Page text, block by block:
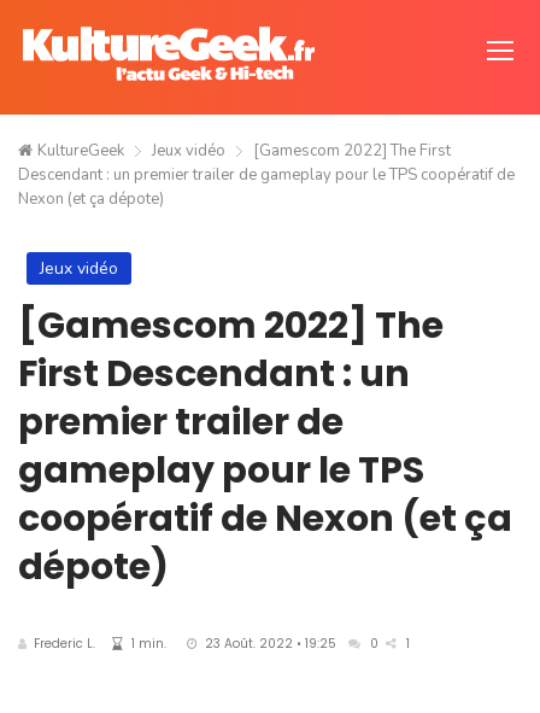
KultureGeek Jeux vidéo
[Gamescom 2022] The First
Descendant : un premier trailer de gameplay pour le TPS coopératif de
Nexon (et ça dépote)
Jeux vidéo
[Gamescom 2022] The
First Descendant : un
premier trailer de
gameplay pour le TPS
coopératif de Nexon (et ça
dépote)
Frederic L. 1 min. 23 Août. 2022 • 19:25 0 1